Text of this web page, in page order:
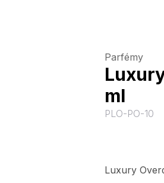
Parfémy
ml
PLO-PO-10
Luxury